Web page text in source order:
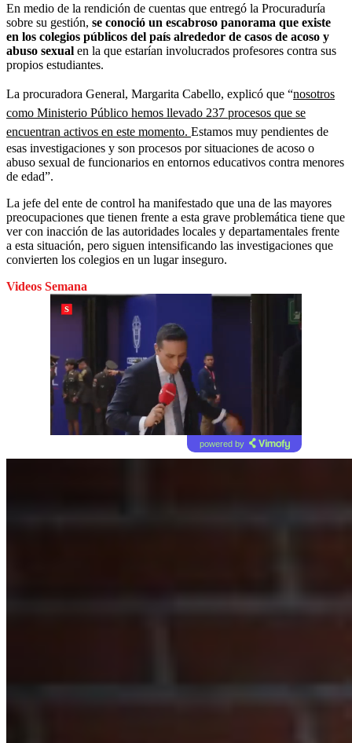
En medio de la rendición de cuentas que entregó la Procuraduría
sobre su gestión, se conoció un escabroso panorama que existe
en los colegios públicos del país alrededor de casos de acoso y
abuso sexual en la que estarían involucrados profesores contra sus
propios estudiantes.
La procuradora General, Margarita Cabello, explicó que “nosotros
como Ministerio Público hemos llevado 237 procesos que se
encuentran activos en este momento. Estamos muy pendientes de
esas investigaciones y son procesos por situaciones de acoso o
abuso sexual de funcionarios en entornos educativos contra menores
de edad”.
La jefe del ente de control ha manifestado que una de las mayores
preocupaciones que tienen frente a esta grave problemática tiene que
ver con inacción de las autoridades locales y departamentales frente
a esta situación, pero siguen intensificando las investigaciones que
convierten los colegios en un lugar inseguro.
Videos Semana
powered by